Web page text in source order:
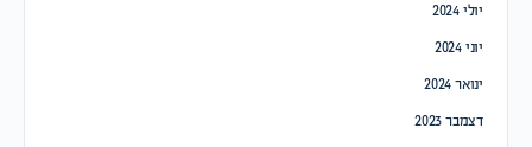
יולי 2024
יוני 2024
ינואר 2024
דצמבר 2023